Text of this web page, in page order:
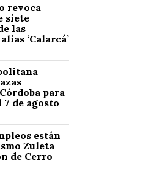
revoca
siete
las
‘Calarcá’
para
de agosto
están
Zuleta
de Cerro